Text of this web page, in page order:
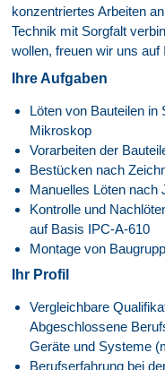
konzentriertes Arbeiten
Technik mit Sorgfalt
wollen, freuen wir uns auf
Ihre Aufgaben
Löten von Bauteilen in
Mikroskop
Vorarbeiten der
Bestücken nach
Manuelles Löten nach
Kontrolle und
auf​ Basis IPC-A-610
Montage von
Ihr Profil
Vergleichbare
Abgeschlossene
Geräte und Systeme
Berufserfahrung bei